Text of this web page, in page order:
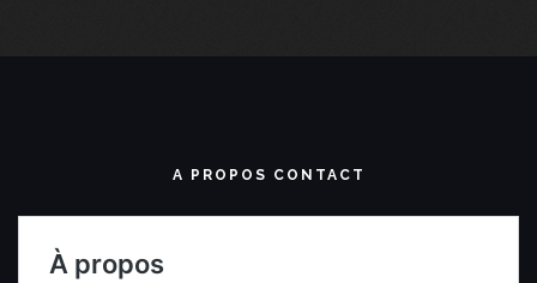
A PROPOS CONTACT